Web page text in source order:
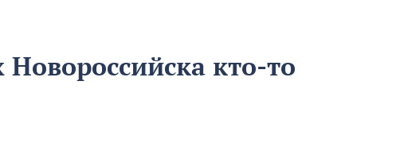
кто-то